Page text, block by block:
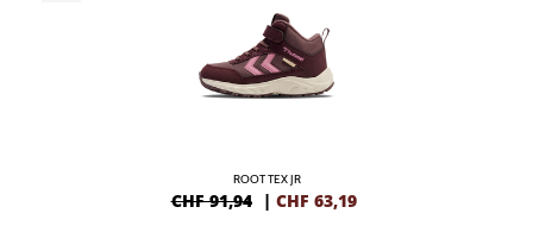
ROOT TEX JR
CHF 91,94 | CHF 63,19